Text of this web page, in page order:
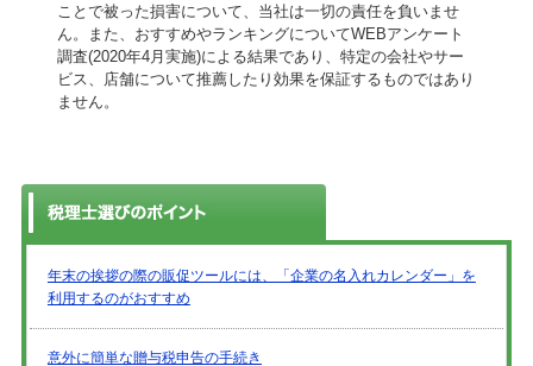
ことで被った損害について、当社は一切の責任を負いませ
ん。また、おすすめやランキングについてWEBアンケート
調査(2020年4月実施)による結果であり、特定の会社やサー
ビス、店舗について推薦したり効果を保証するものではあり
ません。
年末の挨拶の際の販促ツールには、「企業の名入れカレンダー」を
利用するのがおすすめ
意外に簡単な贈与税申告の手続き